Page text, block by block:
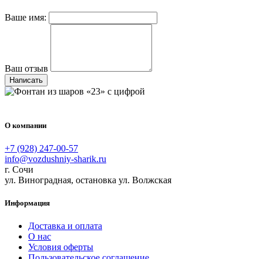
Ваше имя:
Ваш отзыв
Написать
О компании
+7 (928) 247-00-57
info@vozdushniy-sharik.ru
г. Сочи
ул. Виноградная, остановка ул. Волжская
Информация
Доставка и оплата
О нас
Условия оферты